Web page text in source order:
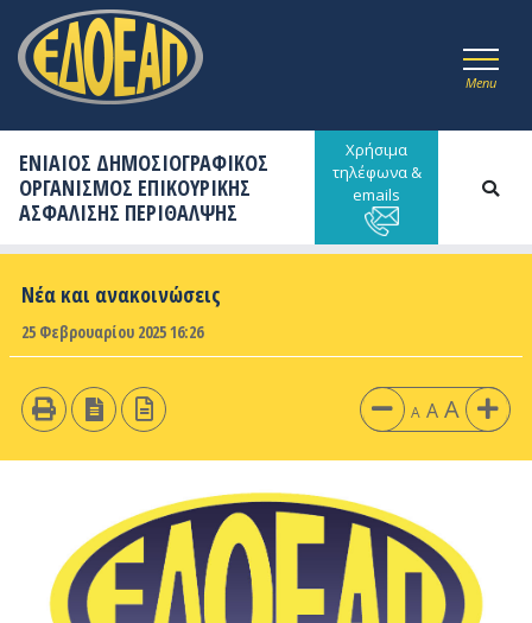
Menu
ΕΝΙΑΙΟΣ ΔΗΜΟΣΙΟΓΡΑΦΙΚΟΣ
ΟΡΓΑΝΙΣΜΟΣ ΕΠΙΚΟΥΡΙΚΗΣ
ΑΣΦΑΛΙΣΗΣ ΠΕΡΙΘΑΛΨΗΣ
Χρήσιμα
τηλέφωνα &
emails
Νέα και ανακοινώσεις
25 Φεβρουαρίου 2025 16:26
A A A